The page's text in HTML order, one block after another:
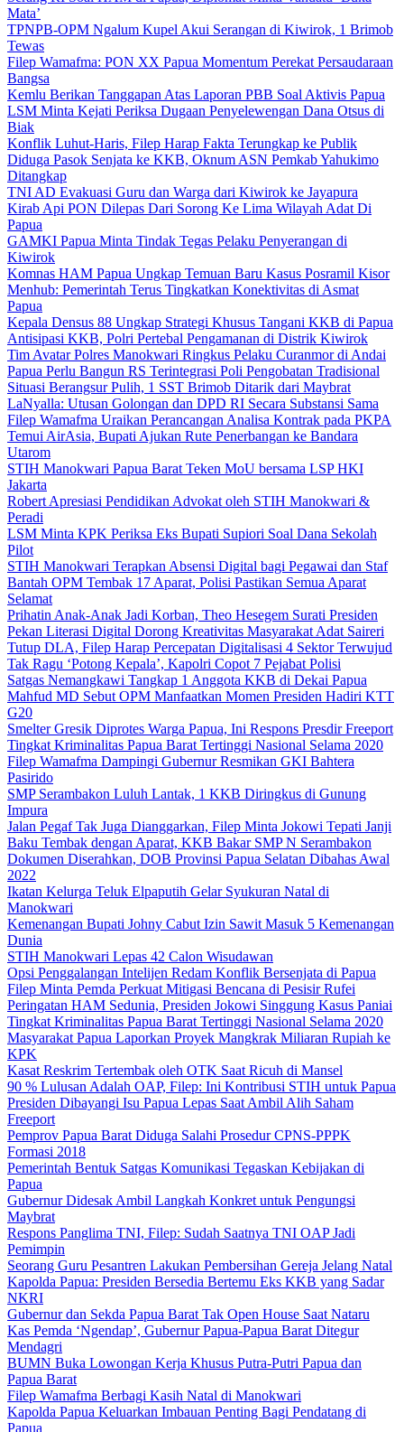
Mata’
TPNPB-OPM Ngalum Kupel Akui Serangan di Kiwirok, 1 Brimob
Tewas
Filep Wamafma: PON XX Papua Momentum Perekat Persaudaraan
Bangsa
Kemlu Berikan Tanggapan Atas Laporan PBB Soal Aktivis Papua
LSM Minta Kejati Periksa Dugaan Penyelewengan Dana Otsus di
Biak
Konflik Luhut-Haris, Filep Harap Fakta Terungkap ke Publik
Diduga Pasok Senjata ke KKB, Oknum ASN Pemkab Yahukimo
Ditangkap
TNI AD Evakuasi Guru dan Warga dari Kiwirok ke Jayapura
Kirab Api PON Dilepas Dari Sorong Ke Lima Wilayah Adat Di
Papua
GAMKI Papua Minta Tindak Tegas Pelaku Penyerangan di
Kiwirok
Komnas HAM Papua Ungkap Temuan Baru Kasus Posramil Kisor
Menhub: Pemerintah Terus Tingkatkan Konektivitas di Asmat
Papua
Kepala Densus 88 Ungkap Strategi Khusus Tangani KKB di Papua
Antisipasi KKB, Polri Pertebal Pengamanan di Distrik Kiwirok
Tim Avatar Polres Manokwari Ringkus Pelaku Curanmor di Andai
Papua Perlu Bangun RS Terintegrasi Poli Pengobatan Tradisional
Situasi Berangsur Pulih, 1 SST Brimob Ditarik dari Maybrat
LaNyalla: Utusan Golongan dan DPD RI Secara Substansi Sama
Filep Wamafma Uraikan Perancangan Analisa Kontrak pada PKPA
Temui AirAsia, Bupati Ajukan Rute Penerbangan ke Bandara
Utarom
STIH Manokwari Papua Barat Teken MoU bersama LSP HKI
Jakarta
Robert Apresiasi Pendidikan Advokat oleh STIH Manokwari &
Peradi
LSM Minta KPK Periksa Eks Bupati Supiori Soal Dana Sekolah
Pilot
STIH Manokwari Terapkan Absensi Digital bagi Pegawai dan Staf
Bantah OPM Tembak 17 Aparat, Polisi Pastikan Semua Aparat
Selamat
Prihatin Anak-Anak Jadi Korban, Theo Hesegem Surati Presiden
Pekan Literasi Digital Dorong Kreativitas Masyarakat Adat Saireri
Tutup DLA, Filep Harap Percepatan Digitalisasi 4 Sektor Terwujud
Tak Ragu ‘Potong Kepala’, Kapolri Copot 7 Pejabat Polisi
Satgas Nemangkawi Tangkap 1 Anggota KKB di Dekai Papua
Mahfud MD Sebut OPM Manfaatkan Momen Presiden Hadiri KTT
G20
Smelter Gresik Diprotes Warga Papua, Ini Respons Presdir Freeport
Tingkat Kriminalitas Papua Barat Tertinggi Nasional Selama 2020
Filep Wamafma Dampingi Gubernur Resmikan GKI Bahtera
Pasirido
SMP Serambakon Luluh Lantak, 1 KKB Diringkus di Gunung
Impura
Jalan Pegaf Tak Juga Dianggarkan, Filep Minta Jokowi Tepati Janji
Baku Tembak dengan Aparat, KKB Bakar SMP N Serambakon
Dokumen Diserahkan, DOB Provinsi Papua Selatan Dibahas Awal
2022
Ikatan Kelurga Teluk Elpaputih Gelar Syukuran Natal di
Manokwari
Kemenangan Bupati Johny Cabut Izin Sawit Masuk 5 Kemenangan
Dunia
STIH Manokwari Lepas 42 Calon Wisudawan
Opsi Penggalangan Intelijen Redam Konflik Bersenjata di Papua
Filep Minta Pemda Perkuat Mitigasi Bencana di Pesisir Rufei
Peringatan HAM Sedunia, Presiden Jokowi Singgung Kasus Paniai
Tingkat Kriminalitas Papua Barat Tertinggi Nasional Selama 2020
Masyarakat Papua Laporkan Proyek Mangkrak Miliaran Rupiah ke
KPK
Kasat Reskrim Tertembak oleh OTK Saat Ricuh di Mansel
90 % Lulusan Adalah OAP, Filep: Ini Kontribusi STIH untuk Papua
Presiden Dibayangi Isu Papua Lepas Saat Ambil Alih Saham
Freeport
Pemprov Papua Barat Diduga Salahi Prosedur CPNS-PPPK
Formasi 2018
Pemerintah Bentuk Satgas Komunikasi Tegaskan Kebijakan di
Papua
Gubernur Didesak Ambil Langkah Konkret untuk Pengungsi
Maybrat
Respons Panglima TNI, Filep: Sudah Saatnya TNI OAP Jadi
Pemimpin
Seorang Guru Pesantren Lakukan Pembersihan Gereja Jelang Natal
Kapolda Papua: Presiden Bersedia Bertemu Eks KKB yang Sadar
NKRI
Gubernur dan Sekda Papua Barat Tak Open House Saat Nataru
Kas Pemda ‘Ngendap’, Gubernur Papua-Papua Barat Ditegur
Mendagri
BUMN Buka Lowongan Kerja Khusus Putra-Putri Papua dan
Papua Barat
Filep Wamafma Berbagi Kasih Natal di Manokwari
Kapolda Papua Keluarkan Imbauan Penting Bagi Pendatang di
Papua